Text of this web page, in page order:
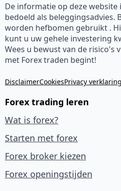
De informatie op deze website
bedoeld als beleggingsadvies.
worden hefbomen gebruikt .
kunt u uw gehele investering
Wees u bewust van de risico's
met Forex traden begint!
DisclaimerCookiesPrivacy verklaring
Forex trading leren
Wat is forex?
Starten met forex
Forex broker kiezen
Forex openingstijden